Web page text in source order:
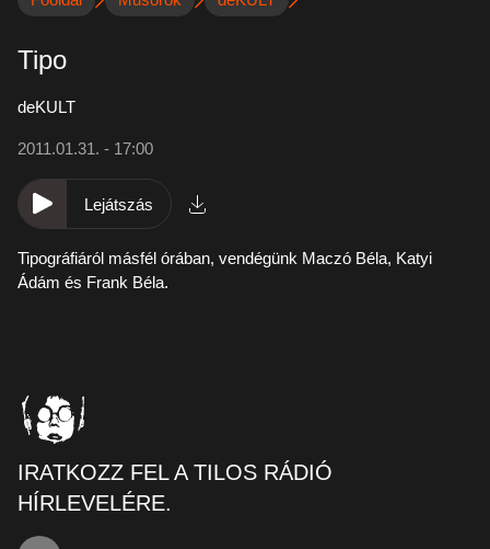
Tipo
deKULT
2011.01.31. - 17:00
Lejátszás
Tipográfiáról másfél órában, vendégünk Maczó Béla, Katyi
Ádám és Frank Béla.
IRATKOZZ FEL A TILOS RÁDIÓ
HÍRLEVELÉRE.